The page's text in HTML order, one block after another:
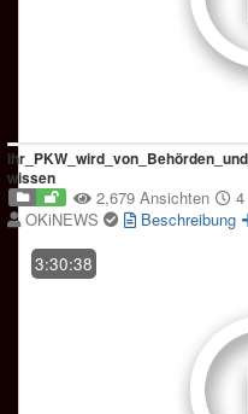
wissen
2,679 Ansichten
OKiNEWS
Beschreibung
3:30:38